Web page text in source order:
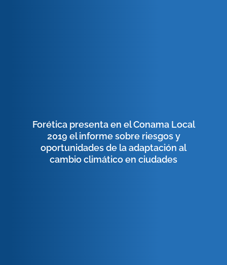
Forética presenta en el Conama Local
2019 el informe sobre riesgos y
oportunidades de la adaptación al
cambio climático en ciudades